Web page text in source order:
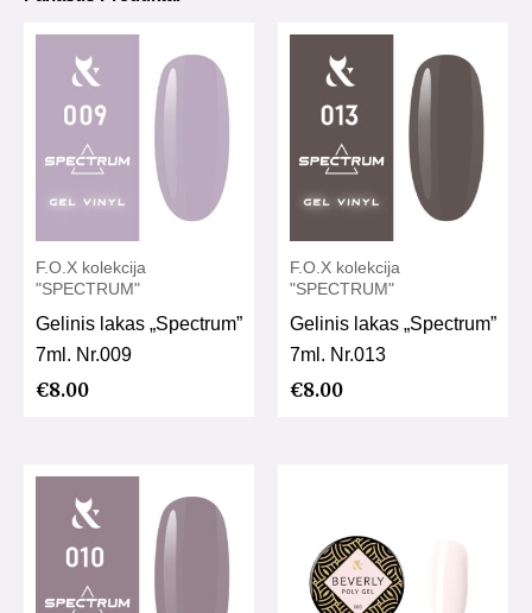
F.O.X kolekcija
"SPECTRUM"
Gelinis lakas „Spectrum”
7ml. Nr.009
€8.00
F.O.X kolekcija
"SPECTRUM"
Gelinis lakas „Spectrum”
7ml. Nr.013
€8.00